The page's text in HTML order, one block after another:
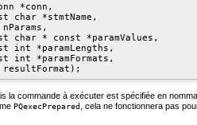
*conn,
char *stmtName,
char * const *paramValues,
int *paramLengths,
int *paramFormats,
la commande à exécuter est spécifiée en
PQexecPrepared , cela ne fonctionnera pas